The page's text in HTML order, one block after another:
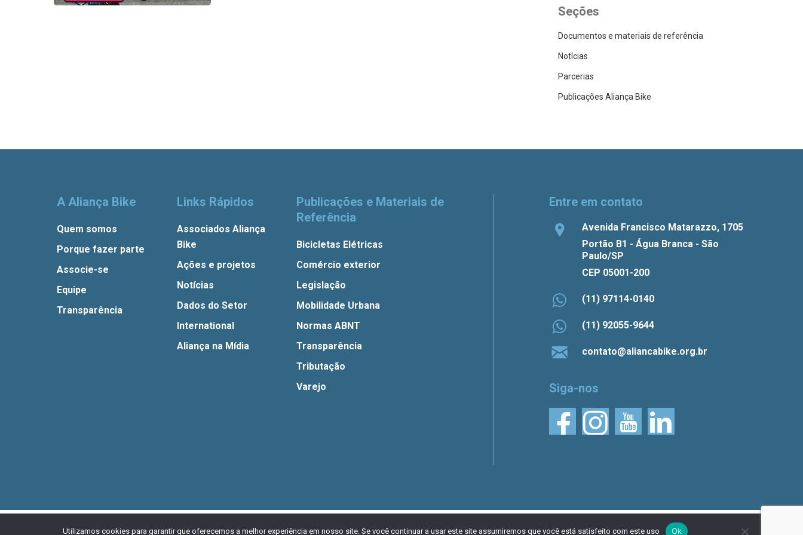
Seções
Documentos e materiais de referência
Notícias
Parcerias
Publicações Aliança Bike
A Aliança Bike
Quem somos
Porque fazer parte
Associe-se
Equipe
Transparência
Links Rápidos
Associados Aliança
Bike
Ações e projetos
Notícias
Dados do Setor
International
Aliança na Mídia
Publicações e Materiais de
Referência
Bicicletas Elétricas
Comércio exterior
Legislação
Mobilidade Urbana
Normas ABNT
Transparência
Tributação
Varejo
Entre em contato
Avenida Francisco Matarazzo, 1705
Portão B1 - Água Branca - São
Paulo/SP
CEP 05001-200
(11) 97114-0140
(11) 92055-9644
contato@aliancabike.org.br
Siga-nos
© 2026 Aliança Bike. Esta obra está licenciada com uma Licença Creative Commons Atribuição 4.0 Internacional. Desenvolvido porNaçãoDesign| Política de privacidade
Utilizamos cookies para garantir que oferecemos a melhor experiência em nosso site. Se você continuar a usar este site assumiremos que você está satisfeito com este uso Ok